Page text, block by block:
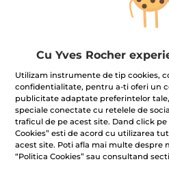
100% extracte din
plante
Afișați mai
Cu Yves Rocher
Utilizam instrumente de tip cookies,
confidentialitate, pentru a-ti oferi un
publicitate adaptate preferintelor
speciale conectate cu retelele de
traficul de pe acest site. Dand click
Cookies” esti de acord cu utilizarea
acest site. Poti afla mai multe despre
“Politica Cookies” sau consultand